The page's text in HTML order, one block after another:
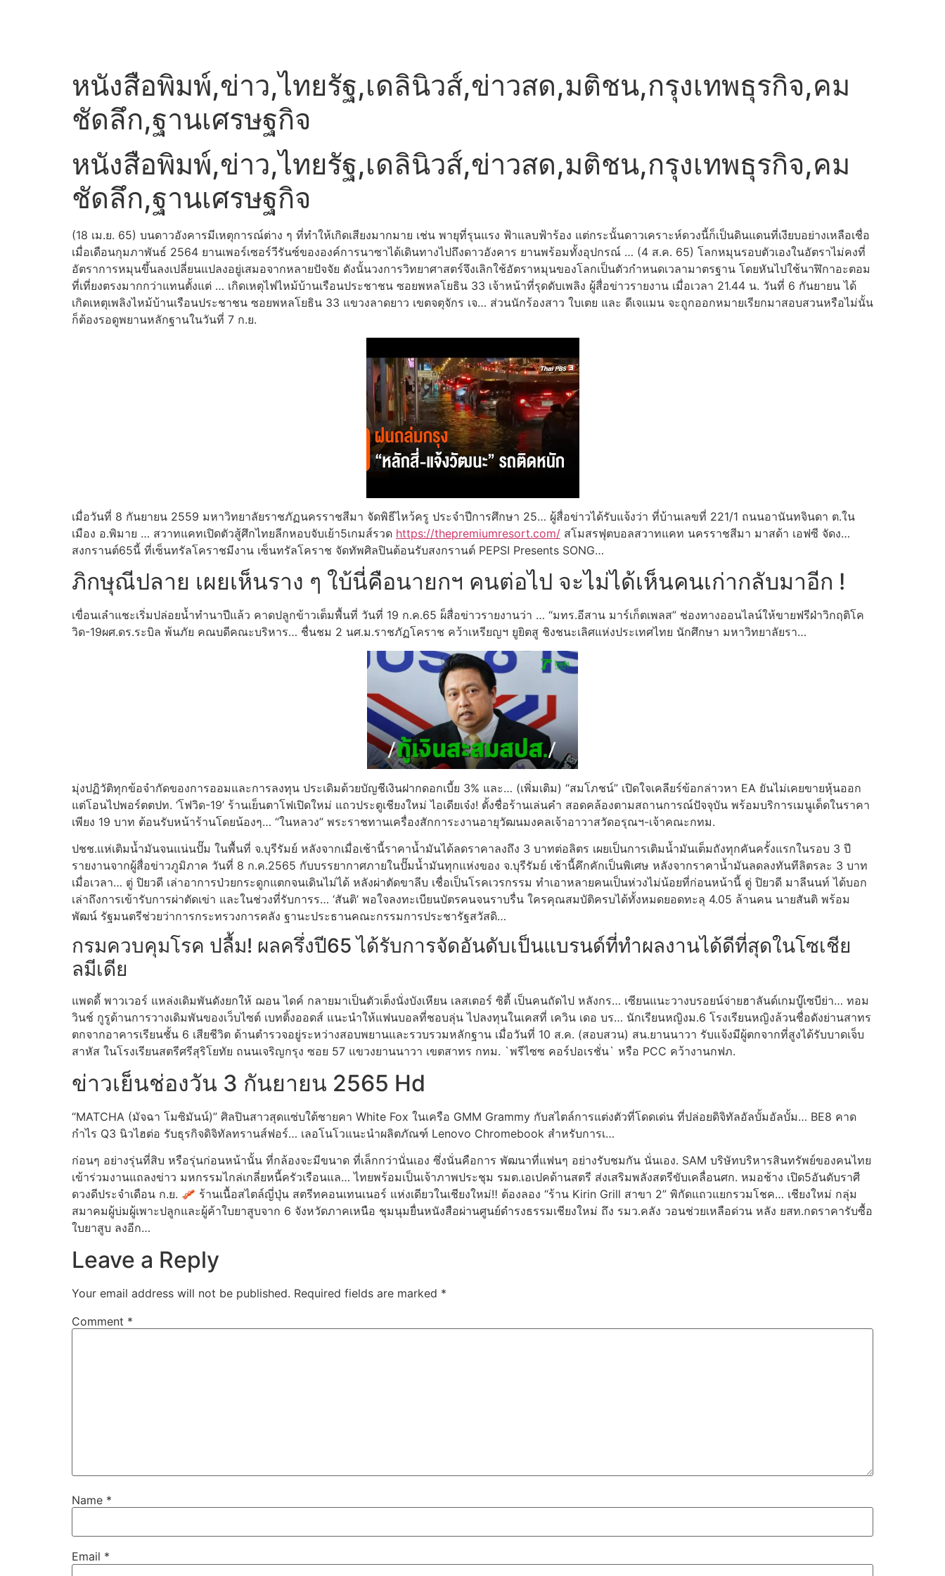
หนังสือพิมพ์,ข่าว,ไทยรัฐ,เดลินิวส์,ข่าวสด,มติชน,กรุงเทพธุรกิจ,คม
ชัดลึก,ฐานเศรษฐกิจ
หนังสือพิมพ์,ข่าว,ไทยรัฐ,เดลินิวส์,ข่าวสด,มติชน,กรุงเทพธุรกิจ,คม
ชัดลึก,ฐานเศรษฐกิจ
(18 เม.ย. 65) บนดาวอังคารมีเหตุการณ์ต่าง ๆ ที่ทำให้เกิดเสียงมากมาย เช่น พายุที่รุนแรง ฟ้าแลบฟ้าร้อง แต่กระนั้นดาวเคราะห์ดวงนี้ก็เป็นดินแดนที่เงียบอย่างเหลือเชื่อ
เมื่อเดือนกุมภาพันธ์ 2564 ยานเพอร์เซอร์วีรันซ์ขององค์การนาซาได้เดินทางไปถึงดาวอังคาร ยานพร้อมทั้งอุปกรณ์ … (4 ส.ค. 65) โลกหมุนรอบตัวเองในอัตราไม่คงที่
อัตราการหมุนขึ้นลงเปลี่ยนแปลงอยู่เสมอจากหลายปัจจัย ดังนั้นวงการวิทยาศาสตร์จึงเลิกใช้อัตราหมุนของโลกเป็นตัวกำหนดเวลามาตรฐาน โดยหันไปใช้นาฬิกาอะตอม
ที่เที่ยงตรงมากกว่าแทนตั้งแต่ … เกิดเหตุไฟไหม้บ้านเรือนประชาชน ซอยพหลโยธิน 33 เจ้าหน้าที่รุดดับเพลิง ผู้สื่อข่าวรายงาน เมื่อเวลา 21.44 น. วันที่ 6 กันยายน ได้
เกิดเหตุเพลิงไหม้บ้านเรือนประชาชน ซอยพหลโยธิน 33 แขวงลาดยาว เขตจตุจักร เจ… ส่วนนักร้องสาว ใบเตย และ ดีเจแมน จะถูกออกหมายเรียกมาสอบสวนหรือไม่นั้น
ก็ต้องรอดูพยานหลักฐานในวันที่ 7 ก.ย.
เมื่อวันที่ 8 กันยายน 2559 มหาวิทยาลัยราชภัฏนครราชสีมา จัดพิธีไหว้ครู ประจำปีการศึกษา 25… ผู้สื่อข่าวได้รับแจ้งว่า ที่บ้านเลขที่ 221/1 ถนนอานันทจินดา ต.ใน
เมือง อ.พิมาย … สวาทแคทเปิดตัวสู้ศึกไทยลีกหอบจับเย้า5เกมส์รวด https://thepremiumresort.com/ สโมสรฟุตบอลสวาทแคท นครราชสีมา มาสด้า เอฟซี จัดง…
สงกรานต์65นี้ ที่เซ็นทรัลโคราชมีงาน เซ็นทรัลโคราช จัดทัพศิลปินต้อนรับสงกรานต์ PEPSI Presents SONG…
ภิกษุณีปลาย เผยเห็นราง ๆ ใบ้นี่คือนายกฯ คนต่อไป จะไม่ได้เห็นคนเก่ากลับมาอีก !
เขื่อนเลำแชะเริ่มปล่อยน้ำทำนาปีแล้ว คาดปลูกข้าวเต็มพื้นที่ วันที่ 19 ก.ค.65 ผ็สื่อข่าวรายงานว่า … “มทร.อีสาน มาร์เก็ตเพลส” ช่องทางออนไลน์ให้ขายฟรีฝ่าวิกฤติโค
วิด-19ผศ.ดร.ระบิล พ้นภัย คณบดีคณะบริหาร… ชื่นชม 2 นศ.ม.ราชภัฏโคราช คว้าเหรียญฯ ยูยิตสู ชิงชนะเลิศแห่งประเทศไทย นักศึกษา มหาวิทยาลัยรา…
มุ่งปฏิวัติทุกข้อจำกัดของการออมและการลงทุน ประเดิมด้วยบัญชีเงินฝากดอกเบี้ย 3% และ… (เพิ่มเติม) “สมโภชน์” เปิดใจเคลียร์ข้อกล่าวหา EA ยันไม่เคยขายหุ้นออก
แต่โอนไปพอร์ตตปท. ‘โฟวิด-19’ ร้านเย็นตาโฟเปิดใหม่ แถวประตูเชียงใหม่ ไอเดียเจ๋ง! ตั้งชื่อร้านเล่นคำ สอดคล้องตามสถานการณ์ปัจจุบัน พร้อมบริการเมนูเด็ดในราคา
เพียง 19 บาท ต้อนรับหน้าร้านโดยน้องๆ… “ในหลวง” พระราชทานเครื่องสักการะงานอายุวัฒนมงคลเจ้าอาวาสวัดอรุณฯ-เจ้าคณะกทม.
ปชช.แห่เติมน้ำมันจนแน่นปั๊ม ในพื้นที่ จ.บุรีรัมย์ หลังจากเมื่อเช้านี้ราคาน้ำมันได้ลดราคาลงถึง 3 บาทต่อลิตร เผยเป็นการเติมน้ำมันเต็มถังทุกคันครั้งแรกในรอบ 3 ปี
รายงานจากผู้สื่อข่าวภูมิภาค วันที่ 8 ก.ค.2565 กับบรรยากาศภายในปั๊มน้ำมันทุกแห่งของ จ.บุรีรัมย์ เช้านี้คึกคักเป็นพิเศษ หลังจากราคาน้ำมันลดลงทันทีลิตรละ 3 บาท
เมื่อเวลา… ตู่ ปิยวดี เล่าอาการป่วยกระดูกแตกจนเดินไม่ได้ หลังผ่าตัดขาลีบ เชื่อเป็นโรคเวรกรรม ทำเอาหลายคนเป็นห่วงไม่น้อยที่ก่อนหน้านี้ ตู่ ปิยวดี มาลีนนท์ ได้บอก
เล่าถึงการเข้ารับการผ่าตัดเข่า และในช่วงที่รับการร… ‘สันติ’ พอใจลงทะเบียนบัตรคนจนราบรื่น ใครคุณสมบัติครบได้ทั้งหมดยอดทะลุ 4.05 ล้านคน นายสันติ พร้อม
พัฒน์ รัฐมนตรีช่วยว่าการกระทรวงการคลัง ฐานะประธานคณะกรรมการประชารัฐสวัสดิ…
กรมควบคุมโรค ปลื้ม! ผลครึ่งปี65 ได้รับการจัดอันดับเป็นแบรนด์ที่ทำผลงานได้ดีที่สุดในโซเชีย
ลมีเดีย
แพดดี้ พาวเวอร์ แหล่งเดิมพันดังยกให้ ฌอน ไดค์ กลายมาเป็นตัวเต็งนั่งบังเหียน เลสเตอร์ ซิตี้ เป็นคนถัดไป หลังกร… เซียนแนะวางบรอยน์จ่ายฮาลันด์เกมบู๊เซบีย่า… ทอม
วินช์ กูรูด้านการวางเดิมพันของเว็บไซต์ เบทติ้งออดส์ แนะนำให้แฟนบอลที่ชอบลุ่น ไปลงทุนในเคสที่ เควิน เดอ บร… นักเรียนหญิงม.6 โรงเรียนหญิงล้วนชื่อดังย่านสาทร
ตกจากอาคารเรียนชั้น 6 เสียชีวิต ด้านตำรวจอยู่ระหว่างสอบพยานและรวบรวมหลักฐาน เมื่อวันที่ 10 ส.ค. (สอบสวน) สน.ยานนาวา รับแจ้งมีผู้ตกจากที่สูงได้รับบาดเจ็บ
สาหัส ในโรงเรียนสตรีศรีสุริโยทัย ถนนเจริญกรุง ซอย 57 แขวงยานนาวา เขตสาทร กทม. `พรีไซซ คอร์ปอเรชั่น` หรือ PCC คว้างานกฟภ.
ข่าวเย็นช่องวัน 3 กันยายน 2565 Hd
“MATCHA (มัจฉา โมซิมันน์)” ศิลปินสาวสุดแซ่บใต้ชายคา White Fox ในเครือ GMM Grammy กับสไตล์การแต่งตัวที่โดดเด่น ที่ปล่อยดิจิทัลอัลบั้มอัลบั้ม… BE8 คาด
กำไร Q3 นิวไฮต่อ รับธุรกิจดิจิทัลทรานส์ฟอร์… เลอโนโวแนะนำผลิตภัณฑ์ Lenovo Chromebook สำหรับการเ…
ก่อนๆ อย่างรุ่นที่สิบ หรือรุ่นก่อนหน้านั้น ที่กล้องจะมีขนาด ที่เล็กกว่านั่นเอง ซึ่งนั่นคือการ พัฒนาที่แฟนๆ อย่างรับชมกัน นั่นเอง. SAM บริษัทบริหารสินทรัพย์ของคนไทย
เข้าร่วมงานแถลงข่าว มหกรรมไกล่เกลี่ยหนี้ครัวเรือนแล… ไทยพร้อมเป็นเจ้าภาพประชุม รมต.เอเปคด้านสตรี ส่งเสริมพลังสตรีขับเคลื่อนศก. หมอช้าง เปิด5อันดับราศี
ดวงดีประจำเดือน ก.ย. 🥓 ร้านเนื้อสไตล์ญี่ปุ่น สตรีทคอนเทนเนอร์ แห่งเดียวในเชียงใหม่‼️ ต้องลอง “ร้าน Kirin Grill สาขา 2” พิกัดแถวแยกรวมโชค… เชียงใหม่ กลุ่ม
สมาคมผู้บ่มผู้เพาะปลูกและผู้ค้าใบยาสูบจาก 6 จังหวัดภาคเหนือ ชุมนุมยื่นหนังสือผ่านศูนย์ดำรงธรรมเชียงใหม่ ถึง รมว.คลัง วอนช่วยเหลือด่วน หลัง ยสท.กดราคารับซื้อ
ใบยาสูบ ลงอีก…
Leave a Reply
Your email address will not be published. Required fields are marked *
Comment *
Name *
Email *